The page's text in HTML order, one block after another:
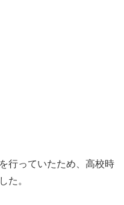
行っていたため、高校時
た。